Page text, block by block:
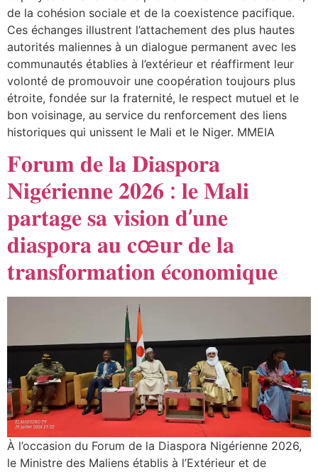
de la cohésion sociale et de la coexistence pacifique.
Ces échanges illustrent l’attachement des plus hautes
autorités maliennes à un dialogue permanent avec les
communautés établies à l’extérieur et réaffirment leur
volonté de promouvoir une coopération toujours plus
étroite, fondée sur la fraternité, le respect mutuel et le
bon voisinage, au service du renforcement des liens
historiques qui unissent le Mali et le Niger. MMEIA
𝐅𝐨𝐫𝐮𝐦 𝐝𝐞 𝐥𝐚 𝐃𝐢𝐚𝐬𝐩𝐨𝐫𝐚
𝐍𝐢𝐠𝐞́𝐫𝐢𝐞𝐧𝐧𝐞 𝟐𝟎𝟐𝟔 : 𝐥𝐞 𝐌𝐚𝐥𝐢
𝐩𝐚𝐫𝐭𝐚𝐠𝐞 𝐬𝐚 𝐯𝐢𝐬𝐢𝐨𝐧 𝐝’𝐮𝐧𝐞
𝐝𝐢𝐚𝐬𝐩𝐨𝐫𝐚 𝐚𝐮 𝐜œ𝐮𝐫 𝐝𝐞 𝐥𝐚
𝐭𝐫𝐚𝐧𝐬𝐟𝐨𝐫𝐦𝐚𝐭𝐢𝐨𝐧 𝐞́𝐜𝐨𝐧𝐨𝐦𝐢𝐪𝐮𝐞
À l’occasion du Forum de la Diaspora Nigérienne 2026,
le Ministre des Maliens établis à l’Extérieur et de